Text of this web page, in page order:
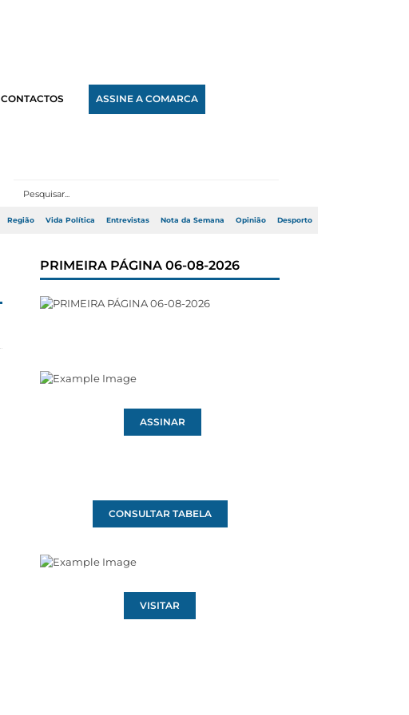
CONTACTOS ASSINE A COMARCA
Região Vida Política Entrevistas Nota da Semana Opinião Desporto
PRIMEIRA PÁGINA 06-08-2026
ASSINAR
CONSULTAR TABELA
VISITAR